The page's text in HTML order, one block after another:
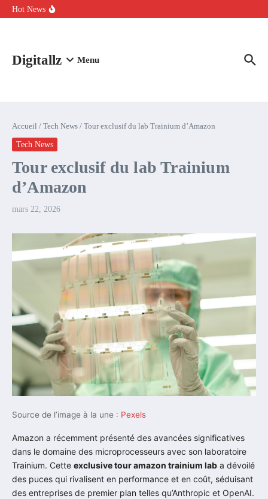
Aller au contenu
Hot News
Comment l’IA simplifie la data de caisse pour la transformer en
Digitallz Menu
Accueil / Tech News / Tour exclusif du lab Trainium d’Amazon
Tech News
Tour exclusif du lab Trainium
d’Amazon
mars 22, 2026
Source de l’image à la une : Pexels
Amazon a récemment présenté des avancées significatives
dans le domaine des microprocesseurs avec son laboratoire
Trainium. Cette exclusive tour amazon trainium lab a dévoilé
des puces qui rivalisent en performance et en coût, séduisant
des entreprises de premier plan telles qu’Anthropic et OpenAI.